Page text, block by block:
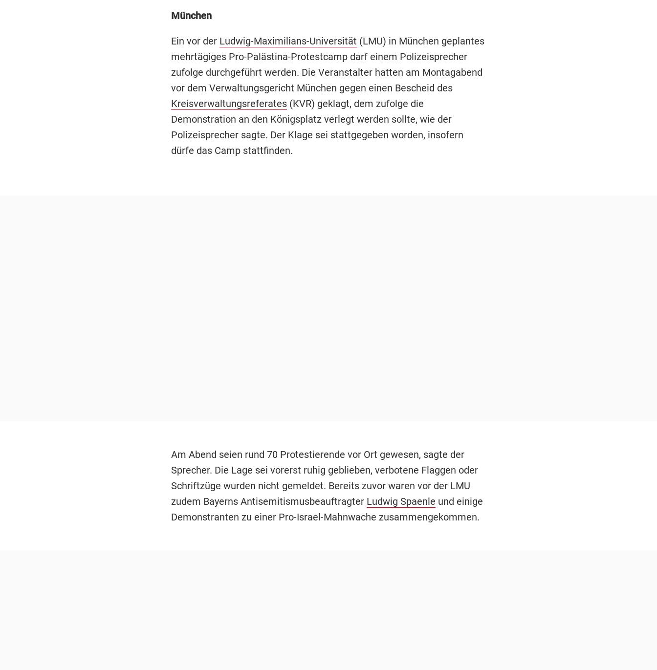
München
Ein vor der Ludwig-Maximilians-Universität (LMU) in München geplantes
mehrtägiges Pro-Palästina-Protestcamp darf einem Polizeisprecher
zufolge durchgeführt werden. Die Veranstalter hatten am Montagabend
vor dem Verwaltungsgericht München gegen einen Bescheid des
Kreisverwaltungsreferates(KVR) geklagt, dem zufolge die
Demonstration an den Königsplatz verlegt werden sollte, wie der
Polizeisprecher sagte. Der Klage sei stattgegeben worden, insofern
dürfe das Camp stattfinden.
Am Abend seien rund 70 Protestierende vor Ort gewesen, sagte der
Sprecher. Die Lage sei vorerst ruhig geblieben, verbotene Flaggen oder
Schriftzüge wurden nicht gemeldet. Bereits zuvor waren vor der LMU
zudem Bayerns Antisemitismusbeauftragter Ludwig Spaenle und einige
Demonstranten zu einer Pro-Israel-Mahnwache zusammengekommen.